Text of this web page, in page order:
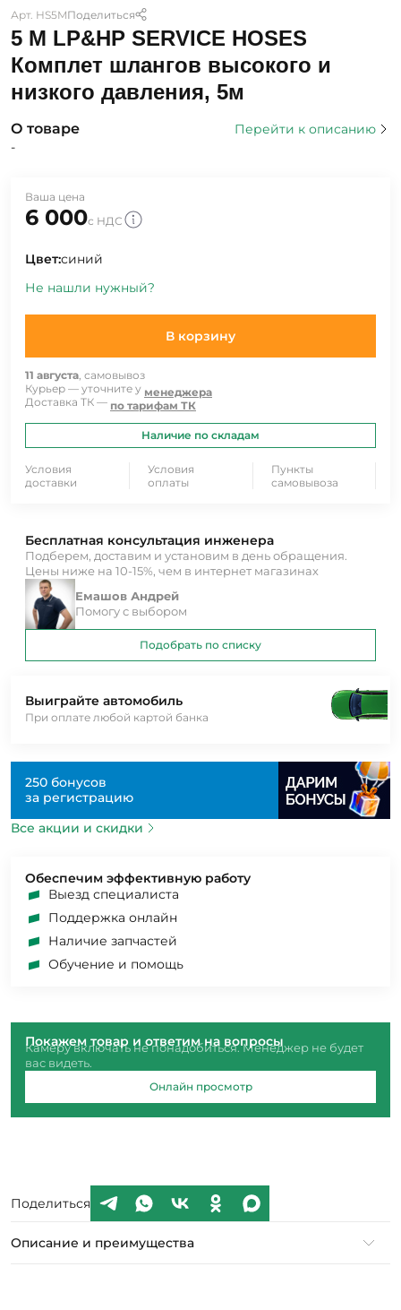
Арт. HS5MПоделиться
5 M LP&HP SERVICE HOSES
Комплет шлангов высокого и
низкого давления, 5м
О товаре
Перейти к описанию
-
Ваша цена
6 000с НДС
Цвет:синий
Не нашли нужный?
В корзину
11 августа, самовывоз
Курьер — уточните у менеджера
Доставка ТК — по тарифам ТК
Наличие по складам
Условия
доставки
Условия
оплаты
Пункты
самовывоза
Выиграйте автомобиль
При оплате любой картой банка
250 бонусов
за регистрацию
Все акции и скидки
Обеспечим эффективную работу
Выезд специалиста
Поддержка онлайн
Наличие запчастей
Обучение и помощь
Покажем товар и ответим на вопросы
Камеру включать не понадобиться. Менеджер не будет
вас видеть.
Онлайн просмотр
Бесплатная консультация инженера
Подберем, доставим и установим в день обращения.
Цены ниже на 10-15%, чем в интернет магазинах
Емашов Андрей
Помогу с выбором
Подобрать по списку
Поделиться
Описание и преимущества